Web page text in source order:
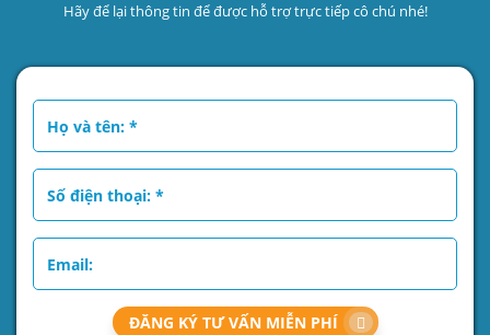
Hãy để lại thông tin để được hỗ trợ trực tiếp cô chú nhé!
ĐĂNG KÝ TƯ VẤN MIỄN PHÍ